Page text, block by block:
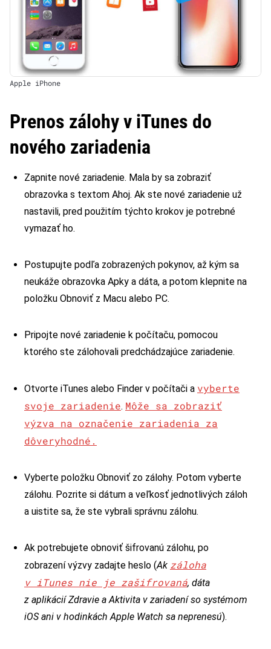
Apple iPhone
Prenos zálohy v iTunes do
nového zariadenia
Zapnite nové zariadenie. Mala by sa zobraziť
obrazovka s textom Ahoj. Ak ste nové zariadenie už
nastavili, pred použitím týchto krokov je potrebné
vymazať ho.
Postupujte podľa zobrazených pokynov, až kým sa
neukáže obrazovka Apky a dáta, a potom klepnite na
položku Obnoviť z Macu alebo PC.
Pripojte nové zariadenie k počítaču, pomocou
ktorého ste zálohovali predchádzajúce zariadenie.
Otvorte iTunes alebo Finder v počítači a vyberte
svoje zariadenie. Môže sa zobraziť
výzva na označenie zariadenia za
dôveryhodné.
Vyberte položku Obnoviť zo zálohy. Potom vyberte
zálohu. Pozrite si dátum a veľkosť jednotlivých záloh
a uistite sa, že ste vybrali správnu zálohu.
Ak potrebujete obnoviť šifrovanú zálohu, po
zobrazení výzvy zadajte heslo (Ak záloha
v iTunes nie je zašifrovaná, dáta
z aplikácií Zdravie a Aktivita v zariadení so systémom
iOS ani v hodinkách Apple Watch sa neprenesú).